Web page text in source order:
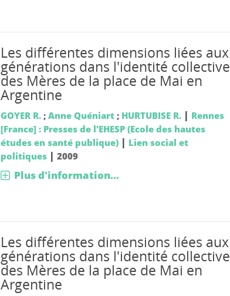
Les différentes dimensions liées aux
générations dans l'identité collective
des Mères de la place de Mai en
Argentine
GOYER R.; Anne Quéniart; HURTUBISE R. | Rennes
[France] : Presses de l'EHESP (Ecole des hautes
études en santé publique)| Lien social et
politiques| 2009
Plus d'information...
Les différentes dimensions liées aux
générations dans l'identité collective
des Mères de la place de Mai en
Argentine